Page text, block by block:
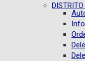
DISTRITO